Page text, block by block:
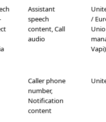
Assistant
speech
content, Call
audio
/
Vapi)
Caller phone
number,
Notification
content